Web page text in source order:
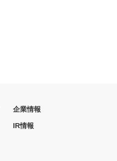
企業情報
IR情報